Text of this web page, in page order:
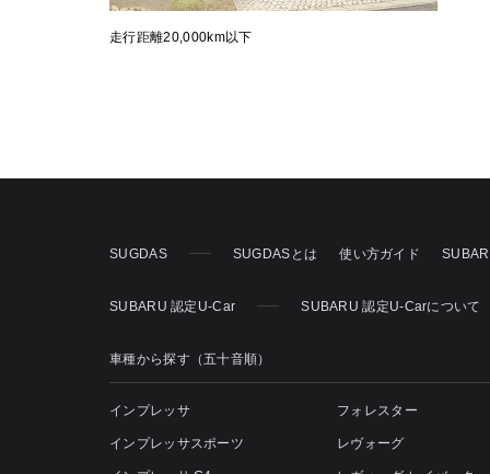
走行距離20,000km以下
SUGDAS SUGDASとは 使い方ガイド
SUBARU 認定U-Car SUBARU 認定U-Carについて
車種から探す（五十音順）
インプレッサ
インプレッサスポーツ
フォレスター
レヴォーグ